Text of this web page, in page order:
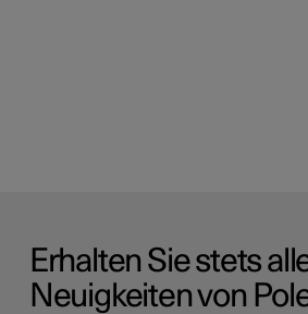
Erhalten Sie stets
Neuigkeiten von